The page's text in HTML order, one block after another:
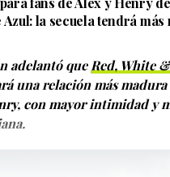
emocionar tanto a los
nuevas generaciones.
y muy
fabricar”,
Enrique
director de
de END
la secuela tendrá más
adelantó queRed, White
una relación más madura
con mayor intimidad y